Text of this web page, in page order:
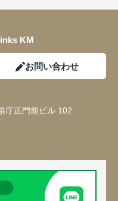
KM
お問い合わせ
庁正門前ビル 102